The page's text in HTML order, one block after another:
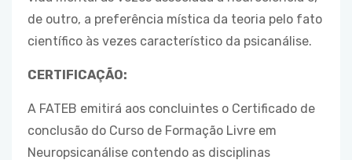
de outro, a preferência mística da teoria pelo fato
científico às vezes característico da psicanálise.
CERTIFICAÇÃO:
A FATEB emitirá aos concluintes o Certificado de
conclusão do Curso de Formação Livre em
Neuropsicanálise contendo as disciplinas